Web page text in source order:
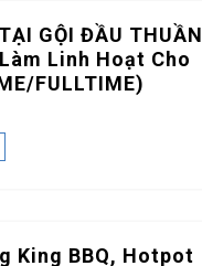
GỘI ĐẦU THUẦN
Linh Hoạt Cho
FULLTIME)
King BBQ, Hotpot